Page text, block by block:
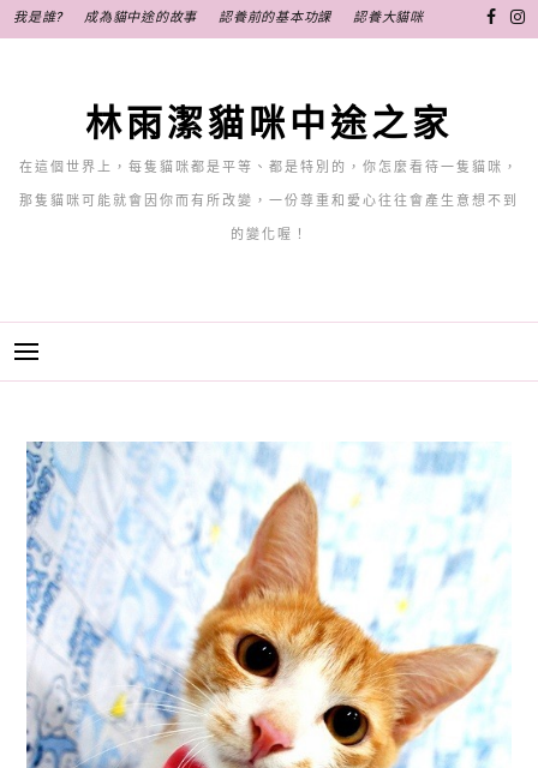
至
我是誰? 成為貓中途的故事 認養前的基本功課 認養大貓咪
林雨潔貓咪中途之家
在這個世界上，每隻貓咪都是平等、都是特別的，你怎麼看待一隻貓咪，
那隻貓咪可能就會因你而有所改變，一份尊重和愛心往往會產生意想不到
的變化喔！